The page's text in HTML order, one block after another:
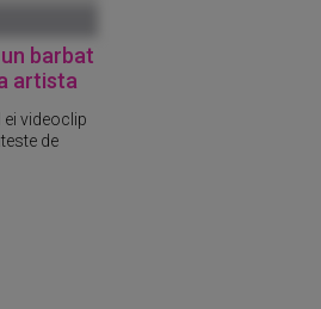
barbat
artista
videoclip
de